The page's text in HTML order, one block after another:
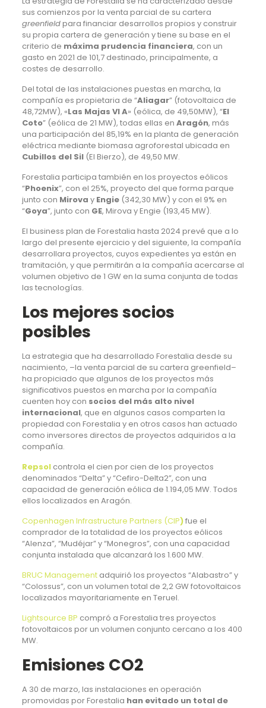
sus comienzos por la venta parcial de su cartera
greenfieldpara financiar desarrollos propios y construir
su propia cartera de generación y tiene su base en el
criterio de máxima prudencia financiera, con un
gasto en 2021 de 101,7 destinado, principalmente, a
costes de desarrollo.
Del total de las instalaciones puestas en marcha, la
compañía es propietaria de “Aliagar” (fotovoltaica de
48,72MW), «Las Majas VI A» (eólica, de 49,50MW), “El
Coto” (eólica de 21 MW), todas ellas en Aragón, más
una participación del 85,19% en la planta de generación
eléctrica mediante biomasa agroforestal ubicada en
Cubillos del Sil(El Bierzo), de 49,50 MW.
Forestalia participa también en los proyectos eólicos
“Phoenix”, con el 25%, proyecto del que forma parque
junto con Mirova y Engie(342,30 MW) y con el 9% en
“Goya”, junto con GE, Mirova y Engie (193,45 MW).
El business plan de Forestalia hasta 2024 prevé que a lo
largo del presente ejercicio y del siguiente, la compañía
desarrollara proyectos, cuyos expedientes ya están en
tramitación, y que permitirán a la compañía acercarse al
volumen objetivo de 1 GW en la suma conjunta de todas
las tecnologías.
Los mejores socios
posibles
La estrategia que ha desarrollado Forestalia desde su
nacimiento, –la venta parcial de su cartera greenfield–
ha propiciado que algunos de los proyectos más
significativos puestos en marcha por la compañía
cuenten hoy con socios del más alto nivel
internacional, que en algunos casos comparten la
propiedad con Forestalia y en otros casos han actuado
como inversores directos de proyectos adquiridos a la
compañía.
Repsolcontrola el cien por cien de los proyectos
denominados “Delta” y “Cefiro-Delta2”, con una
capacidad de generación eólica de 1.194,05 MW. Todos
ellos localizados en Aragón.
Copenhagen Infrastructure Partners (CIP)fue el
comprador de la totalidad de los proyectos eólicos
“Alenza”, “Mudéjar” y “Monegros”, con una capacidad
conjunta instalada que alcanzará los 1.600 MW.
BRUC Managementadquirió los proyectos “Alabastro” y
“Colossus”, con un volumen total de 2,2 GW fotovoltaicos
localizados mayoritariamente en Teruel.
Lightsource BP compró a Forestalia tres proyectos
fotovoltaicos por un volumen conjunto cercano a los 400
MW.
Emisiones CO2
A 30 de marzo, las instalaciones en operación
promovidas por Forestalia han evitado un total de